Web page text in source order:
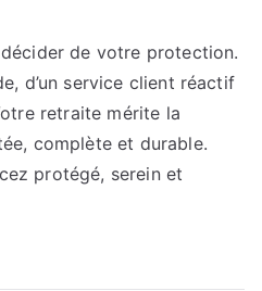
de votre protection.
d’un service client réactif
retraite mérite la
complète et durable.
protégé, serein et